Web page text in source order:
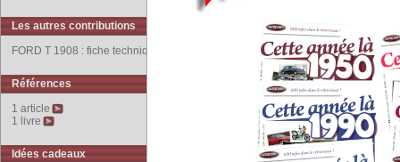
Les autres contributions
FORD T 1908 : fiche technique
Références
1 article
1 livre
Idées cadeaux
l'organisation
chaîne. Il extrapole le
apportées par un
agroalimentaire de
marché. Les véhicules
selon des séquences de
ouvriers placés sur les
temps. En 18 mois, la
production atteint des